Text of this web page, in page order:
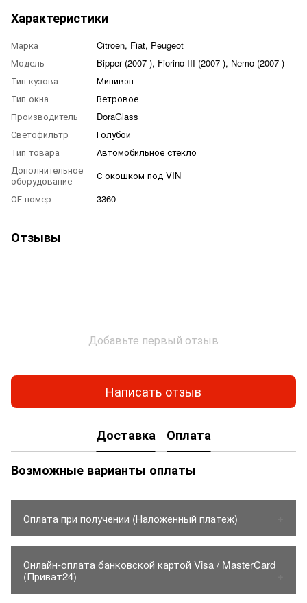
Характеристики
Марка
Citroen, Fiat, Peugeot
Модель
Bipper (2007-), Fiorino III (2007-), Nemo (2007-)
Тип кузова
Минивэн
Тип окна
Ветровое
Производитель
DoraGlass
Светофильтр
Голубой
Тип товара
Автомобильное стекло
Дополнительное
оборудование
С окошком под VIN
ОЕ номер
3360
Отзывы
Добавьте первый отзыв
Написать отзыв
Доставка
Оплата
Возможные варианты оплаты
Оплата при получении (Наложенный платеж)
1. Товар оплачивается только на карту Приватбанка.
- Стоимость товара до 150грн.
2. Товар отправляется только по предоплате
- Товар на отрез: до 2 пог / м
Онлайн-оплата банковской картой Visa / MasterCard
(Приват24)